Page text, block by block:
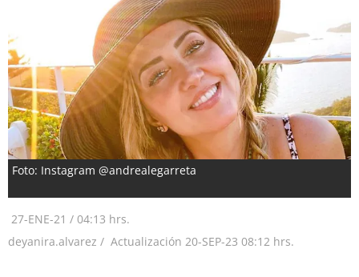
Foto: Instagram @andrealegarreta
27-ENE-21 / 04:13 hrs.
deyanira.alvarez / Actualización 20-SEP-23 08:12 hrs.